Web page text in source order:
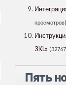
просмотров)
3KL»
Пять